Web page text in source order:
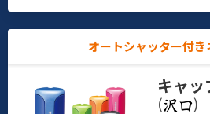
オートシャッター付き
キャッ
(
)